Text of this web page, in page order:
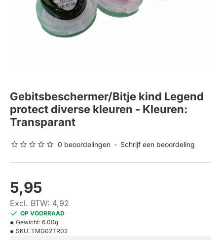
Gebitsbeschermer/Bitje kind Legend
protect diverse kleuren - Kleuren:
Transparant
0 beoordelingen - Schrijf een beoordeling
5,95
Excl. BTW: 4,92
OP VOORRAAD
Gewicht: 6.00g
SKU: TMG02TR02